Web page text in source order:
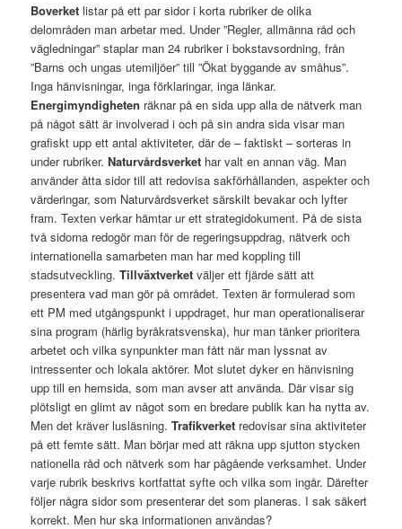
Boverket listar på ett par sidor i korta rubriker de olika
delområden man arbetar med. Under ”Regler, allmänna råd och
vägledningar” staplar man 24 rubriker i bokstavsordning, från
”Barns och ungas utemiljöer” till ”Ökat byggande av småhus”.
Inga hänvisningar, inga förklaringar, inga länkar.
Energimyndigheten räknar på en sida upp alla de nätverk man
på något sätt är involverad i och på sin andra sida visar man
grafiskt upp ett antal aktiviteter, där de – faktiskt – sorteras in
under rubriker.Naturvårdsverket har valt en annan väg. Man
använder åtta sidor till att redovisa sakförhållanden, aspekter och
värderingar, som Naturvårdsverket särskilt bevakar och lyfter
fram. Texten verkar hämtar ur ett strategidokument. På de sista
två sidorna redogör man för de regeringsuppdrag, nätverk och
internationella samarbeten man har med koppling till
stadsutveckling.Tillväxtverket väljer ett fjärde sätt att
presentera vad man gör på området. Texten är formulerad som
ett PM med utgångspunkt i uppdraget, hur man operationaliserar
sina program (härlig byråkratsvenska), hur man tänker prioritera
arbetet och vilka synpunkter man fått när man lyssnat av
intressenter och lokala aktörer. Mot slutet dyker en hänvisning
upp till en hemsida, som man avser att använda. Där visar sig
plötsligt en glimt av något som en bredare publik kan ha nytta av.
Men det kräver lusläsning.Trafikverket redovisar sina aktiviteter
på ett femte sätt. Man börjar med att räkna upp sjutton stycken
nationella råd och nätverk som har pågående verksamhet. Under
varje rubrik beskrivs kortfattat syfte och vilka som ingår. Därefter
följer några sidor som presenterar det som planeras. I sak säkert
korrekt. Men hur ska informationen användas?